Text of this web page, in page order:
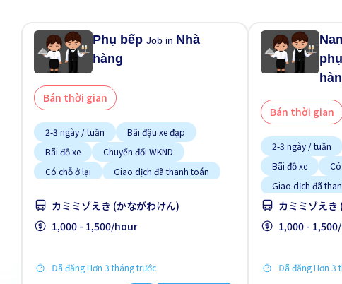
Phụ bếpJob in Nhà
hàng
Bán thời gian
2-3 ngày / tuần
Bãi đậu xe đạp
Bãi đỗ xe
Chuyển đổi WKND
Có chỗ ở lại
Giao dịch đã thanh toán
Không cần kinh nghiệm
カミミゾえき (かながわけん)
1,000 - 1,500/hour
Đã đăng Hơn 3 tháng trước
Bán thời gian
2-3 ngày / tuần
Bãi đỗ xe
Giao dịch đã
Ít hơn theo thời
Không cần kinh
カミミゾえき
1,000 -
Đã đăng Hơn 3